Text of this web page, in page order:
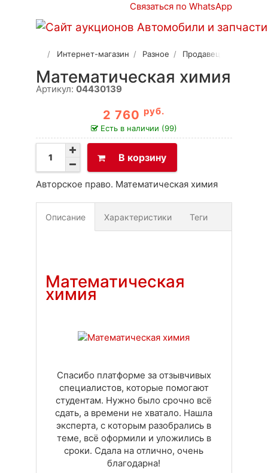
Связаться по WhatsApp
Интернет-магазин Разное Продавец 2
Математическая химия
Артикул: 04430139
2 760 руб.
Есть в наличии (99)
В корзину
Авторское право. Математическая химия
Описание Характеристики Теги
Математическая
химия
Спасибо платформе за отзывчивых
специалистов, которые помогают
студентам. Нужно было срочно всё
сдать, а времени не хватало. Нашла
эксперта, с которым разобрались в
теме, всё оформили и уложились в
сроки. Сдала на отлично, очень
благодарна!